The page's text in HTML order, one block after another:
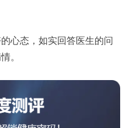
心态，如实回答医生的问
。